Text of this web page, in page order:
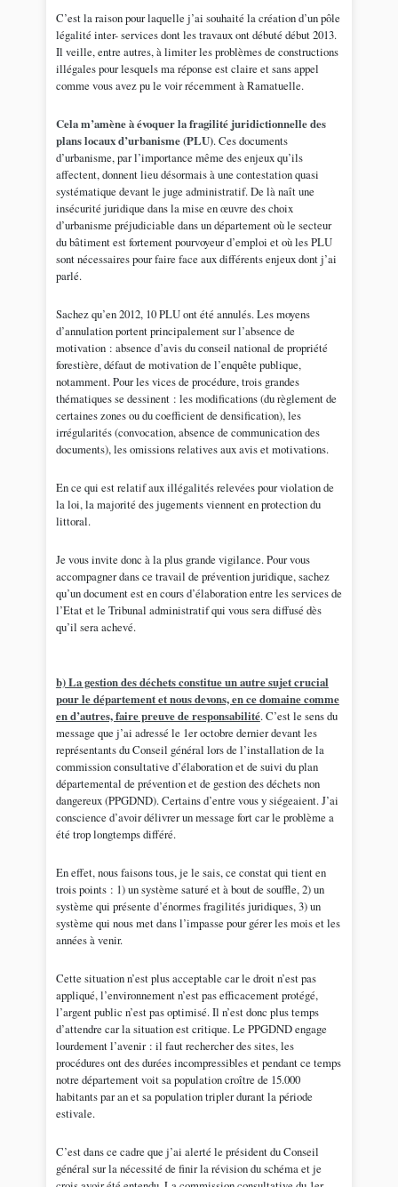
C’est la raison pour laquelle j’ai souhaité la création d’un pôle
légalité inter- services dont les travaux ont débuté début 2013.
Il veille, entre autres, à limiter les problèmes de constructions
illégales pour lesquels ma réponse est claire et sans appel
comme vous avez pu le voir récemment à Ramatuelle.
Cela m’amène à évoquer la fragilité juridictionnelle des
plans locaux d’urbanisme (PLU). Ces documents
d’urbanisme, par l’importance même des enjeux qu’ils
affectent, donnent lieu désormais à une contestation quasi
systématique devant le juge administratif. De là naît une
insécurité juridique dans la mise en œuvre des choix
d’urbanisme préjudiciable dans un département où le secteur
du bâtiment est fortement pourvoyeur d’emploi et où les PLU
sont nécessaires pour faire face aux différents enjeux dont j’ai
parlé.
Sachez qu’en 2012, 10 PLU ont été annulés. Les moyens
d’annulation portent principalement sur l’absence de
motivation : absence d’avis du conseil national de propriété
forestière, défaut de motivation de l’enquête publique,
notamment. Pour les vices de procédure, trois grandes
thématiques se dessinent : les modifications (du règlement de
certaines zones ou du coefficient de densification), les
irrégularités (convocation, absence de communication des
documents), les omissions relatives aux avis et motivations.
En ce qui est relatif aux illégalités relevées pour violation de
la loi, la majorité des jugements viennent en protection du
littoral.
Je vous invite donc à la plus grande vigilance. Pour vous
accompagner dans ce travail de prévention juridique, sachez
qu’un document est en cours d’élaboration entre les services de
l’Etat et le Tribunal administratif qui vous sera diffusé dès
qu’il sera achevé.
b) La gestion des déchets constitue un autre sujet crucial
pour le département et nous devons, en ce domaine comme
en d’autres, faire preuve de responsabilité. C’est le sens du
message que j’ai adressé le 1er octobre dernier devant les
représentants du Conseil général lors de l’installation de la
commission consultative d’élaboration et de suivi du plan
départemental de prévention et de gestion des déchets non
dangereux (PPGDND). Certains d’entre vous y siégeaient. J’ai
conscience d’avoir délivrer un message fort car le problème a
été trop longtemps différé.
En effet, nous faisons tous, je le sais, ce constat qui tient en
trois points : 1) un système saturé et à bout de souffle, 2) un
système qui présente d’énormes fragilités juridiques, 3) un
système qui nous met dans l’impasse pour gérer les mois et les
années à venir.
Cette situation n’est plus acceptable car le droit n’est pas
appliqué, l’environnement n’est pas efficacement protégé,
l’argent public n’est pas optimisé. Il n’est donc plus temps
d’attendre car la situation est critique. Le PPGDND engage
lourdement l’avenir : il faut rechercher des sites, les
procédures ont des durées incompressibles et pendant ce temps
notre département voit sa population croître de 15.000
habitants par an et sa population tripler durant la période
estivale.
C’est dans ce cadre que j’ai alerté le président du Conseil
général sur la nécessité de finir la révision du schéma et je